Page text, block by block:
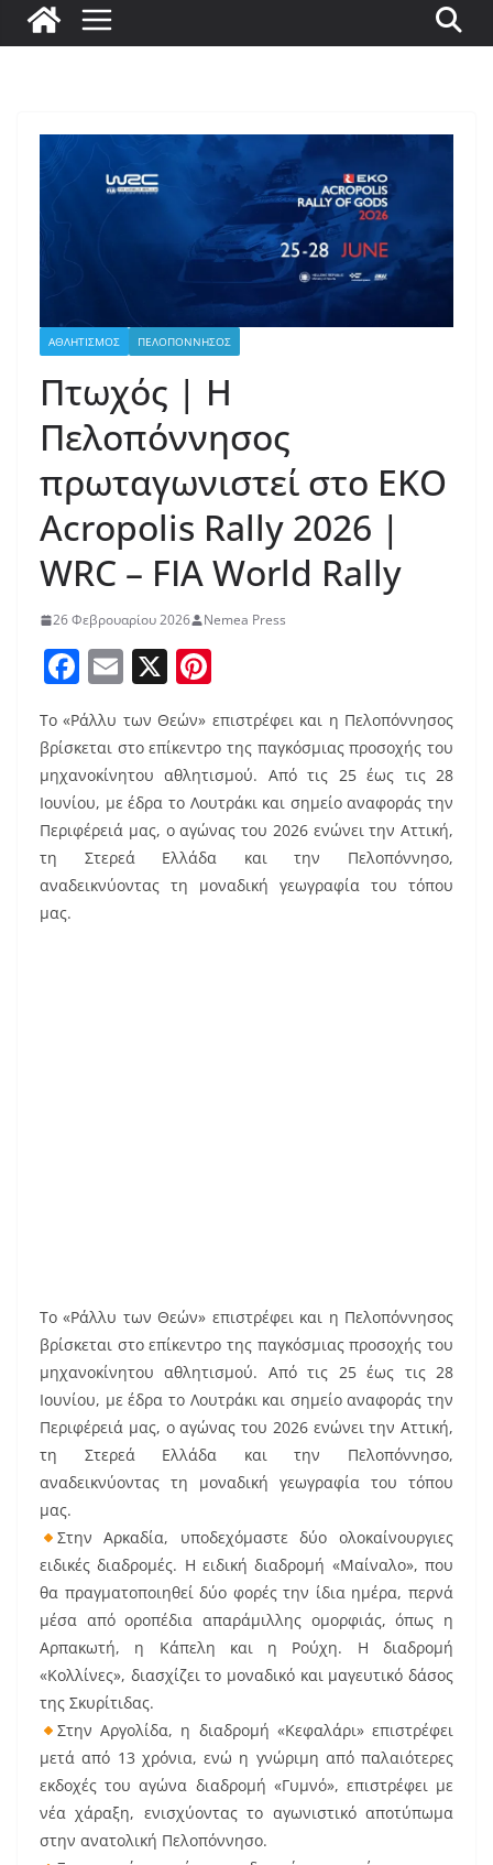
ΑΘΛΗΤΙΣΜΟΣ ΠΕΛΟΠΟΝΝΗΣΟΣ
Πτωχός | Η
Πελοπόννησος
πρωταγωνιστεί στο EKO
Acropolis Rally 2026 |
WRC – FIA World Rally
26 Φεβρουαρίου 2026 Nemea Press
F
a
c
e
b
o
o
E
ai
l
X
er
e
st
Το «Ράλλυ των Θεών» επιστρέφει και η Πελοπόννησος
βρίσκεται στο επίκεντρο της παγκόσμιας προσοχής του
μηχανοκίνητου αθλητισμού. Από τις 25 έως τις 28
Ιουνίου, με έδρα το Λουτράκι και σημείο αναφοράς την
Περιφέρειά μας, ο αγώνας του 2026 ενώνει την Αττική,
τη Στερεά Ελλάδα και την Πελοπόννησο,
αναδεικνύοντας τη μοναδική γεωγραφία του τόπου
μας.
Το «Ράλλυ των Θεών» επιστρέφει και η Πελοπόννησος
βρίσκεται στο επίκεντρο της παγκόσμιας προσοχής του
μηχανοκίνητου αθλητισμού. Από τις 25 έως τις 28
Ιουνίου, με έδρα το Λουτράκι και σημείο αναφοράς την
Περιφέρειά μας, ο αγώνας του 2026 ενώνει την Αττική,
τη Στερεά Ελλάδα και την Πελοπόννησο,
αναδεικνύοντας τη μοναδική γεωγραφία του τόπου
μας.
Στην Αρκαδία, υποδεχόμαστε δύο ολοκαίνουργιες
ειδικές διαδρομές. Η ειδική διαδρομή «Μαίναλο», που
θα πραγματοποιηθεί δύο φορές την ίδια ημέρα, περνά
μέσα από οροπέδια απαράμιλλης ομορφιάς, όπως η
Αρπακωτή, η Κάπελη και η Ρούχη. Η διαδρομή
«Κολλίνες», διασχίζει το μοναδικό και μαγευτικό δάσος
της Σκυρίτιδας.
Στην Αργολίδα, η διαδρομή «Κεφαλάρι» επιστρέφει
μετά από 13 χρόνια, ενώ η γνώριμη από παλαιότερες
εκδοχές του αγώνα διαδρομή «Γυμνό», επιστρέφει με
νέα χάραξη, ενισχύοντας το αγωνιστικό αποτύπωμα
στην ανατολική Πελοπόννησο.